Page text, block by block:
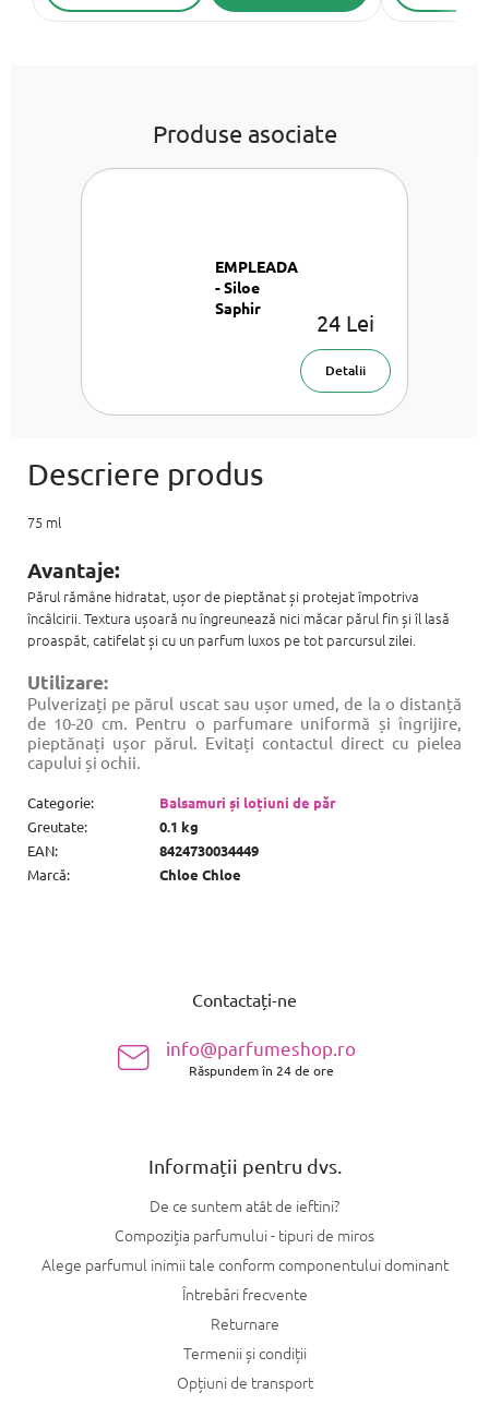
Produse asociate
EMPLEADA
- Siloe
Saphir
24 Lei
Detalii
75 ml
Avantaje:
Părul rămâne hidratat, ușor de pieptănat și protejat împotriva
încâlcirii. Textura ușoară nu îngreunează nici măcar părul fin și îl lasă
proaspăt, catifelat și cu un parfum luxos pe tot parcursul zilei.
Utilizare:
Pulverizați pe părul uscat sau ușor umed, de la o distanță
de 10-20 cm. Pentru o parfumare uniformă și îngrijire,
pieptănați ușor părul. Evitați contactul direct cu pielea
capului și ochii.
Categorie:
Balsamuri și loțiuni de păr
Greutate:
0.1 kg
EAN:
8424730034449
Marcă: Chloe Chloe
Contactați-ne
info@parfumeshop.ro
Răspundem în 24 de ore
Informații pentru dvs.
De ce suntem atât de ieftini?
Compoziția parfumului - tipuri de miros
Alege parfumul inimii tale conform componentului dominant
Întrebări frecvente
Returnare
Termenii și condiții
Opțiuni de transport